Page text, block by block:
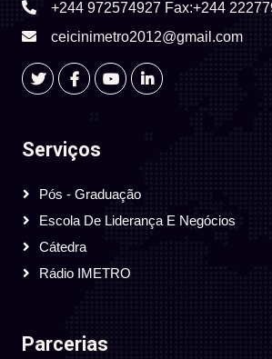
+244 972574927 Fax:+244
ceicinimetro2012@gmail.com
Serviços
Pós - Graduação
Escola De Liderança E Negócios
Cátedra
Rádio IMETRO
Parcerias